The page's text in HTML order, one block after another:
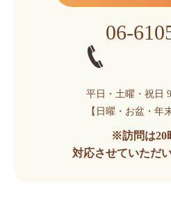
06-
平日・土曜・祝日
【日曜・お盆・年
※訪問は20
対応させていただ